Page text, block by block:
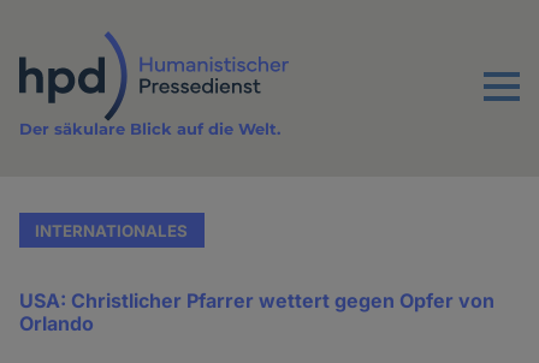
Inhalt
Menu
Der säkulare Blick auf die Welt.
INTERNATIONALES
USA: Christlicher Pfarrer wettert gegen Opfer von
Orlando